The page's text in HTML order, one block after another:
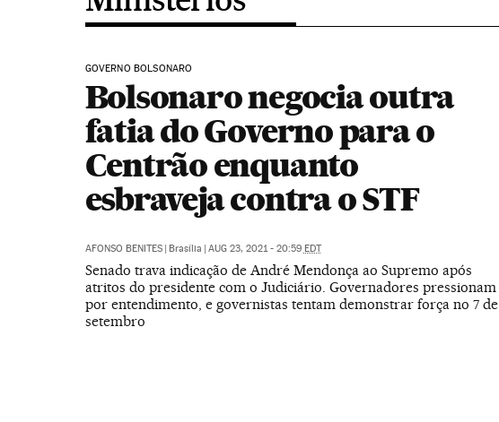
GOVERNO BOLSONARO
Bolsonaro negocia outra
fatia do Governo para o
Centrão enquanto
esbraveja contra o STF
AFONSO BENITES | Brasília | AUG 23, 2021 - 20:59 EDT
Senado trava indicação de André Mendonça ao Supremo após
atritos do presidente com o Judiciário. Governadores pressionam
por entendimento, e governistas tentam demonstrar força no 7 de
setembro